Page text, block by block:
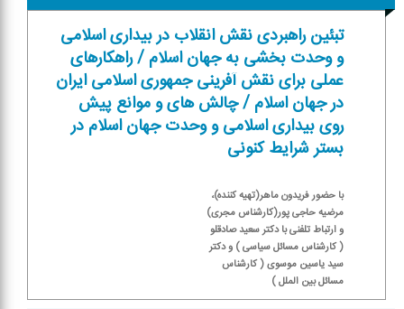
تبئین راهبردی نقش انقلاب در بیداری اسلامی
و وحدت بخشی به جهان اسلام / راهكارهای
عملی برای نقش آفرینی جمهوری اسلامی ایران
در جهان اسلام / چالش های و موانع پیش
روی بیداری اسلامی و وحدت جهان اسلام در
بستر شرایط كنونی
با حضور فریدون ماهر(تهیه كننده)،
مرضیه حاجی پور(كارشناس مجری)
و ارتباط تلفنی با دكتر سعید صادقلو
( كارشناس مسائل سیاسی ) و دكتر
سید یاسین موسوی ( كارشناس
مسائل بین الملل )